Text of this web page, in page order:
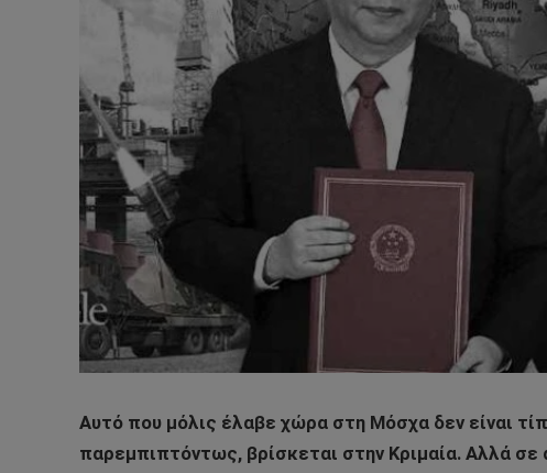
Αυτό που μόλις έλαβε χώρα στη Μόσχα δεν είναι
παρεμπιπτόντως, βρίσκεται στην Κριμαία. Αλλά